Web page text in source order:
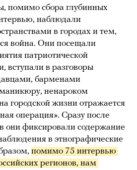
помимо сбора глубинных
наблюдали
в городах и тем,
война. Они посещали
патриотической
вступали в разговоры
барменами
ненароком
городской жизни отражается
операция». Сразу после
они фиксировали содержание
в этнографические
помимо 75 интервью
регионов, нам